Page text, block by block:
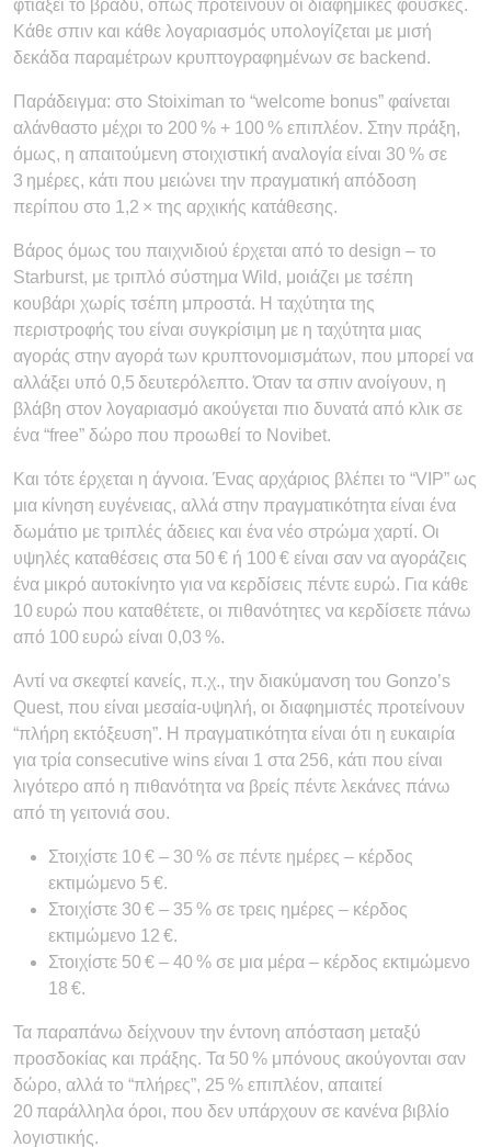
φτιάξει το βράδυ, όπως προτείνουν οι διαφημικές φούσκες.
Κάθε σπιν και κάθε λογαριασμός υπολογίζεται με μισή
δεκάδα παραμέτρων κρυπτογραφημένων σε backend.
Παράδειγμα: στο Stoiximan το “welcome bonus” φαίνεται
αλάνθαστο μέχρι το 200 % + 100 % επιπλέον. Στην πράξη,
όμως, η απαιτούμενη στοιχιστική αναλογία είναι 30 % σε
3 ημέρες, κάτι που μειώνει την πραγματική απόδοση
περίπου στο 1,2 × της αρχικής κατάθεσης.
Βάρος όμως του παιχνιδιού έρχεται από το design – το
Starburst, με τριπλό σύστημα Wild, μοιάζει με τσέπη
κουβάρι χωρίς τσέπη μπροστά. Η ταχύτητα της
περιστροφής του είναι συγκρίσιμη με η ταχύτητα μιας
αγοράς στην αγορά των κρυπτονομισμάτων, που μπορεί να
αλλάξει υπό 0,5 δευτερόλεπτο. Όταν τα σπιν ανοίγουν, η
βλάβη στον λογαριασμό ακούγεται πιο δυνατά από κλικ σε
ένα “free” δώρο που προωθεί το Novibet.
Και τότε έρχεται η άγνοια. Ένας αρχάριος βλέπει το “VIP” ως
μια κίνηση ευγένειας, αλλά στην πραγματικότητα είναι ένα
δωμάτιο με τριπλές άδειες και ένα νέο στρώμα χαρτί. Οι
υψηλές καταθέσεις στα 50 € ή 100 € είναι σαν να αγοράζεις
ένα μικρό αυτοκίνητο για να κερδίσεις πέντε ευρώ. Για κάθε
10 ευρώ που καταθέτετε, οι πιθανότητες να κερδίσετε πάνω
από 100 ευρώ είναι 0,03 %.
Αντί να σκεφτεί κανείς, π.χ., την διακύμανση του Gonzo’s
Quest, που είναι μεσαία‑υψηλή, οι διαφημιστές προτείνουν
“πλήρη εκτόξευση”. Η πραγματικότητα είναι ότι η ευκαιρία
για τρία consecutive wins είναι 1 στα 256, κάτι που είναι
λιγότερο από η πιθανότητα να βρείς πέντε λεκάνες πάνω
από τη γειτονιά σου.
Στοιχίστε 10 € – 30 % σε πέντε ημέρες – κέρδος
εκτιμώμενο 5 €.
Στοιχίστε 30 € – 35 % σε τρεις ημέρες – κέρδος
εκτιμώμενο 12 €.
Στοιχίστε 50 € – 40 % σε μια μέρα – κέρδος εκτιμώμενο
18 €.
Τα παραπάνω δείχνουν την έντονη απόσταση μεταξύ
προσδοκίας και πράξης. Τα 50 % μπόνους ακούγονται σαν
δώρο, αλλά το “πλήρες”, 25 % επιπλέον, απαιτεί
20 παράλληλα όροι, που δεν υπάρχουν σε κανένα βιβλίο
λογιστικής.